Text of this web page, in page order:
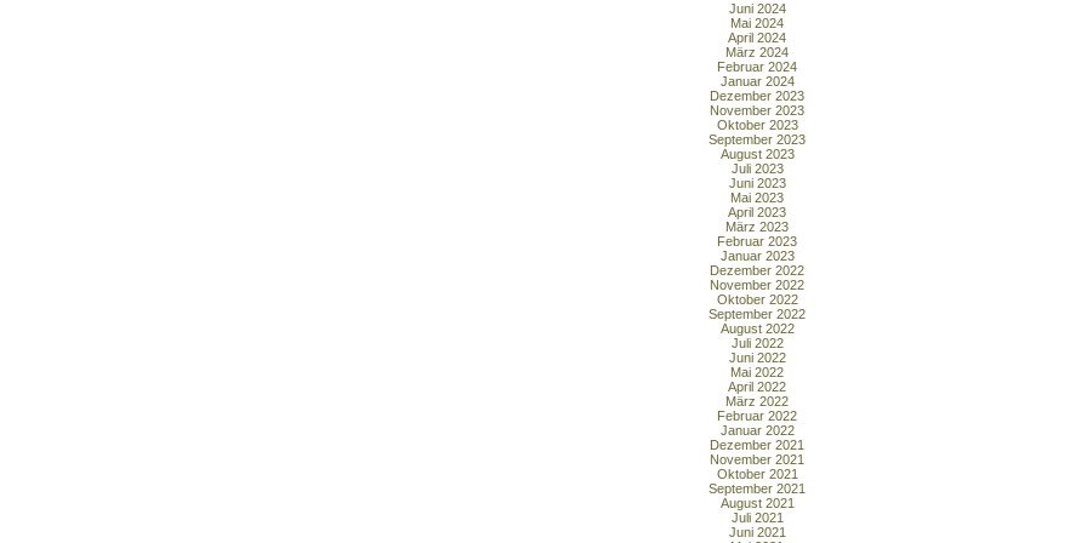
Juni 2024
Mai 2024
April 2024
März 2024
Februar 2024
Januar 2024
Dezember 2023
November 2023
Oktober 2023
September 2023
August 2023
Juli 2023
Juni 2023
Mai 2023
April 2023
März 2023
Februar 2023
Januar 2023
Dezember 2022
November 2022
Oktober 2022
September 2022
August 2022
Juli 2022
Juni 2022
Mai 2022
April 2022
März 2022
Februar 2022
Januar 2022
Dezember 2021
November 2021
Oktober 2021
September 2021
August 2021
Juli 2021
Juni 2021